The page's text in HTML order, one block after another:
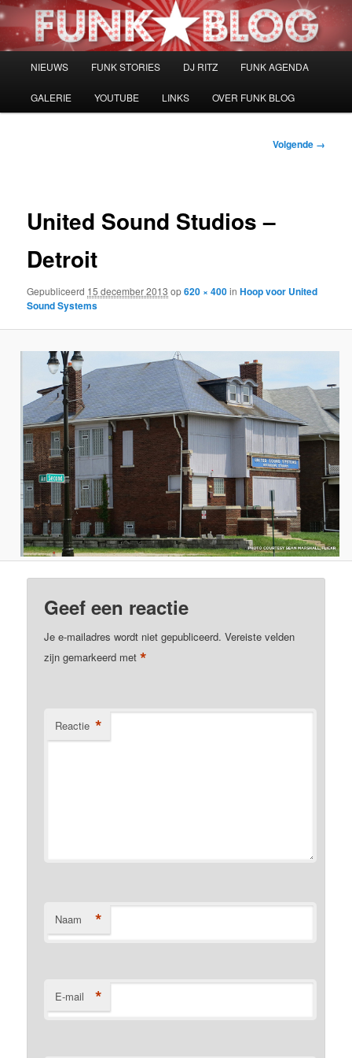
Spring
naar
NIEUWS FUNK STORIES DJ RITZ FUNK AGENDA
GALERIE YOUTUBE LINKS OVER FUNK BLOG
Volgende →
United Sound Studios –
Detroit
Gepubliceerd 15 december 2013 op620 × 400inHoop voor United
Sound Systems
Geef een reactie
Je e-mailadres wordt niet gepubliceerd. Vereiste velden
zijn gemarkeerd met*
Reactie *
Naam *
E-mail *